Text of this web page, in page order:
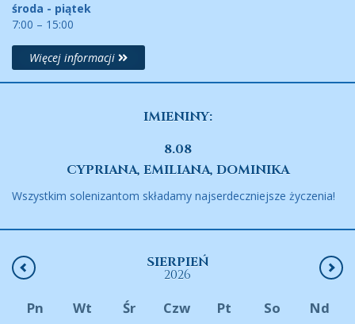
środa - piątek
7:00 – 15:00
Więcej informacji
IMIENINY:
8.08
CYPRIANA, EMILIANA, DOMINIKA
Wszystkim solenizantom składamy najserdeczniejsze życzenia!
SIERPIEŃ
2026
Pn Wt Śr Czw Pt So Nd